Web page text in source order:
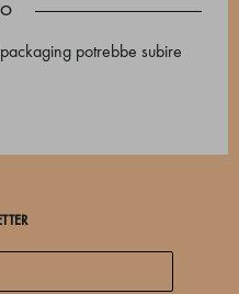
potrebbe subire